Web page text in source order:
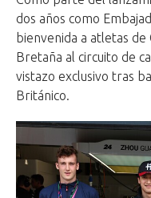
dos años como
bienvenida a atletas de
Bretaña al circuito de
vistazo exclusivo tras
Británico.